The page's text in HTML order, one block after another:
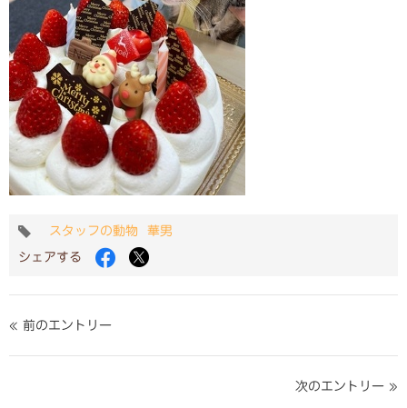
タ
スタッフの動物 華男
シェアする
Facebook
ェ
Twitter
ェ
« 前のエントリー
次のエントリー »